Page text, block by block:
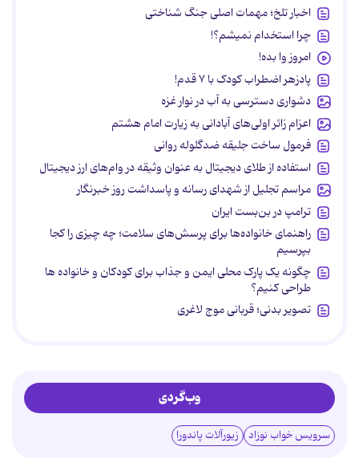
اخبار تلخ؛ مهمات اصلی جنگ شناختی
چرا استخدام نمیشم؟!
امروز وا بده!
پادزهر اضطراب کودک با ۷ قدم!
دشواری دسترسی به آب در نوار غزه
اعزام زائر اولی‌های آبادانی به زیارت امام هشتم
فرمول ساخت جلیقه ضدگلوله روانی
استفاده از طلای دیجیتال به عنوان وثیقه در وام‌های ارز دیجیتال
مراسم تجلیل از شهدای رسانه و پاسداشت روز خبرنگار
ترامپ در بن‌بست ایران
راهنمای خانواده‌ها برای پرسش‌های سلامت؛ چه چیزی را کجا
بپرسیم
چگونه یک پارک محلی ایمن و جذاب برای کودکان و خانواده ها
طراحی کنیم؟
تصویر بدنی؛ قربانی موج لاغری
وب‌گردی
سرویس خواب نوزاد زیورآلات پاندورا